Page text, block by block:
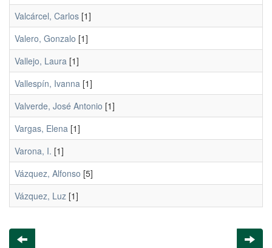
Valcárcel, Carlos [1]
Valero, Gonzalo [1]
Vallejo, Laura [1]
Vallespín, Ivanna [1]
Valverde, José Antonio [1]
Vargas, Elena [1]
Varona, I. [1]
Vázquez, Alfonso [5]
Vázquez, Luz [1]